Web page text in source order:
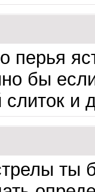
перья
бы
и
ты